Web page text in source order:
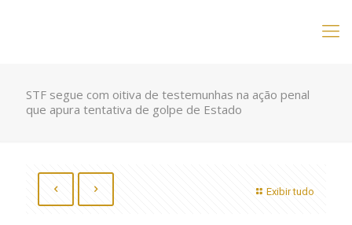
STF segue com oitiva de testemunhas na ação penal
que apura tentativa de golpe de Estado
Exibir tudo